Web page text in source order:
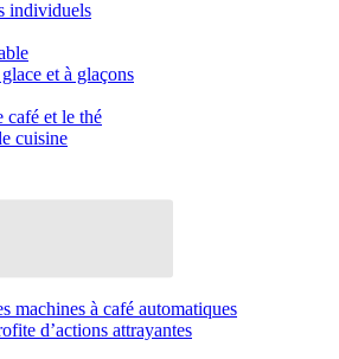
individuels
et à glaçons
café et le thé
cuisine
machines à café automatiques
d’actions attrayantes